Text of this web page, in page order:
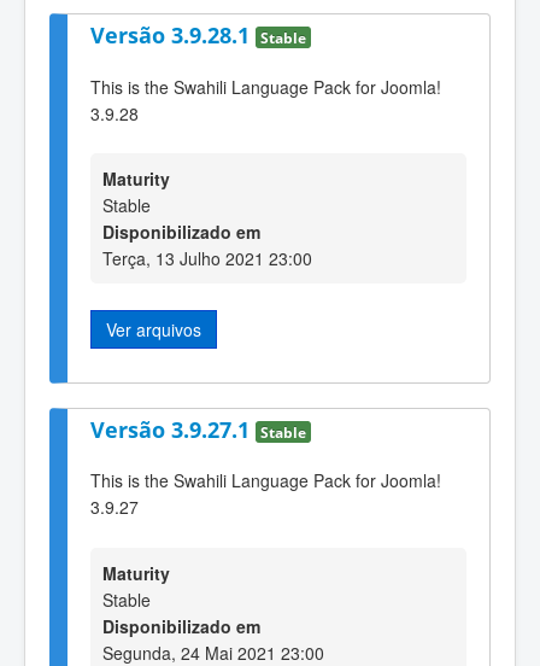
Versão 3.9.28.1 Stable
This is the Swahili Language Pack for Joomla!
3.9.28
Maturity
Stable
Disponibilizado em
Terça, 13 Julho 2021 23:00
Ver arquivos
Versão 3.9.27.1 Stable
This is the Swahili Language Pack for Joomla!
3.9.27
Maturity
Stable
Disponibilizado em
Segunda, 24 Mai 2021 23:00